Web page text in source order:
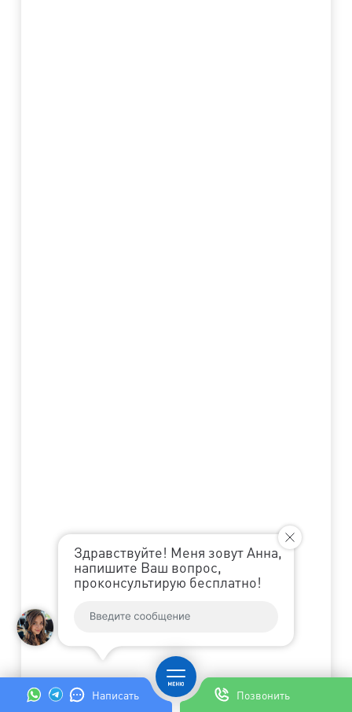
Написать Позвонить
Здравствуйте! Меня зовут Анна,
напишите Ваш вопрос,
проконсультирую бесплатно!